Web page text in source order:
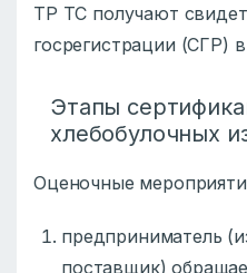
ТР ТС получают
госрегистрации (СГР)
Этапы
хлебобулочных
Оценочные
предприниматель
поставщик)